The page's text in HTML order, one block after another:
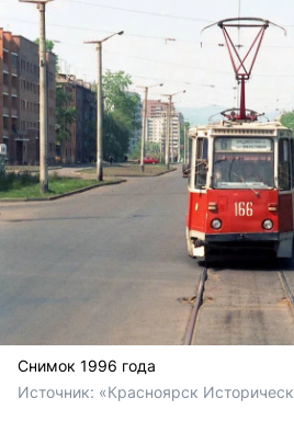
Снимок 1996 года
Источник: «Красноярск